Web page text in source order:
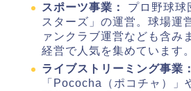
スポーツ事業：
プロ野球球
スターズ」の運営。球場運
ァンクラブ運営なども含み
経営で人気を集めています。
ライブストリーミング事業：
「Pococha（ポコチャ）」